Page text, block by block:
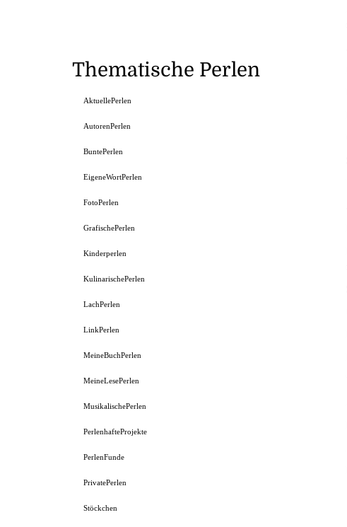
Thematische Perlen
AktuellePerlen
AutorenPerlen
BuntePerlen
EigeneWortPerlen
FotoPerlen
GrafischePerlen
Kinderperlen
KulinarischePerlen
LachPerlen
LinkPerlen
MeineBuchPerlen
MeineLesePerlen
MusikalischePerlen
PerlenhafteProjekte
PerlenFunde
PrivatePerlen
Stöckchen